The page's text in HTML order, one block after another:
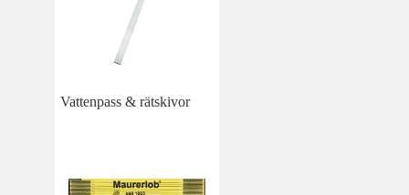
Vattenpass & rätskivor